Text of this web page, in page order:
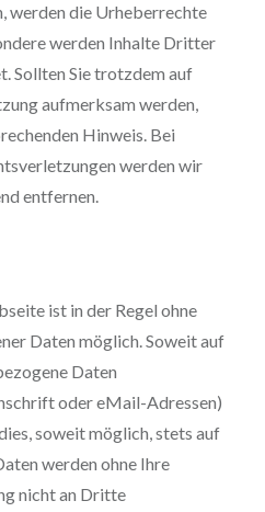
werden die Urheberrechte
werden Inhalte Dritter
Sollten Sie trotzdem auf
aufmerksam werden,
Hinweis. Bei
werden wir
entfernen.
ist in der Regel ohne
Daten möglich. Soweit auf
Daten
oder eMail-Adressen)
soweit möglich, stets auf
werden ohne Ihre
nicht an Dritte